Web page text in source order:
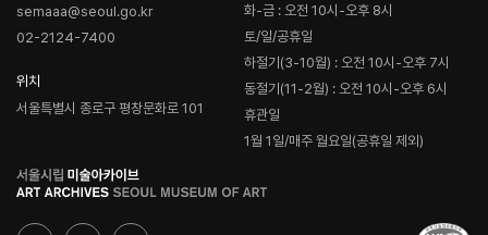
semaaa@seoul.go.kr
02-2124-7400
위치
서울특별시 종로구 평창문화로 101
화-금 : 오전 10시-오후 8시
토/일/공휴일
하절기(3-10월) : 오전 10시-오후 7시
동절기(11-2월) : 오전 10시-오후 6시
휴관일
1월 1일/매주 월요일(공휴일 제외)
로
고